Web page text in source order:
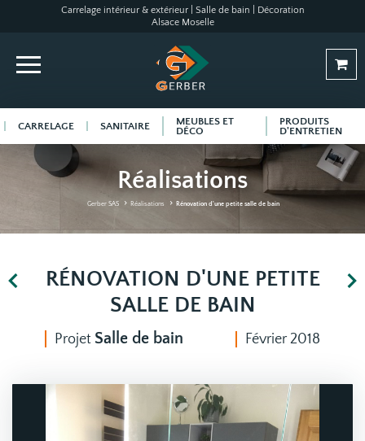
Carrelage intérieur & extérieur | Salle de bain | Décoration
Alsace Moselle
CARRELAGE SANITAIRE
MEUBLES ET
DÉCO
PRODUITS
D'ENTRETIEN
Réalisations
Gerber SAS Réalisations Rénovation d'une petite salle de bain
RÉNOVATION D'UNE PETITE
SALLE DE BAIN
Projet Salle de bain Février 2018